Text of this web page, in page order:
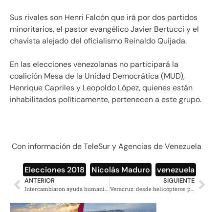
Sus rivales son Henri Falcón que irá por dos partidos
minoritarios, el pastor evangélico Javier Bertucci y el
chavista alejado del oficialismo Reinaldo Quijada.
En las elecciones venezolanas no participará la
coalición Mesa de la Unidad Democrática (MUD),
Henrique Capriles y Leopoldo López, quienes están
inhabilitados políticamente, pertenecen a este grupo.
Con información de TeleSur y Agencias de Venezuela
Elecciones 2018 Nicolás Maduro venezuela
ANTERIOR
Intercambiaron ayuda humanitaria por sexo en Siria
SIGUIENTE
Veracruz: desde helicópteros policiacos lanzaban cadáveres a barranca